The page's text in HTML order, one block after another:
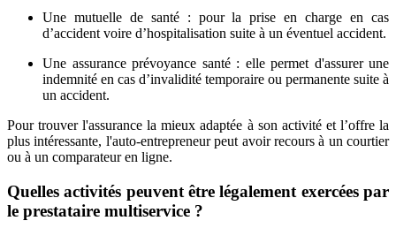
Une mutuelle de santé : pour la prise en charge en cas
d’accident voire d’hospitalisation suite à un éventuel accident.
Une assurance prévoyance santé : elle permet d'assurer une
indemnité en cas d’invalidité temporaire ou permanente suite à
un accident.
Pour trouver l'assurance la mieux adaptée à son activité et l’offre la
plus intéressante, l'auto-entrepreneur peut avoir recours à un courtier
ou à un comparateur en ligne.
Quelles activités peuvent être légalement exercées par
le prestataire multiservice ?